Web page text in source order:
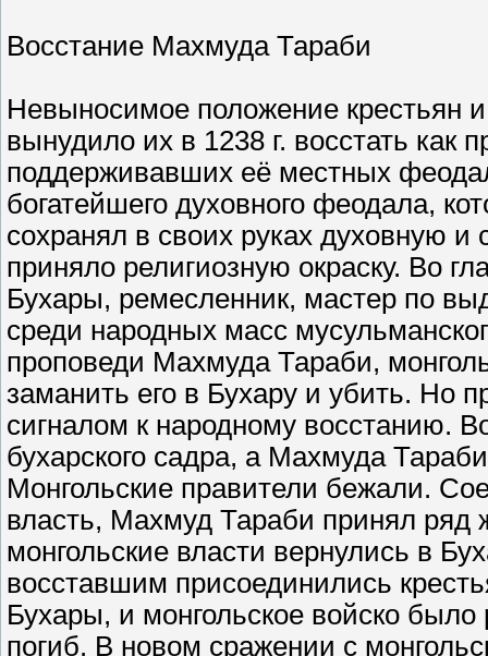
Восстание Махмуда Тараби
Невыносимое положение крестьян
вынудило их в 1238 г. восстать как
поддерживавших её местных
богатейшего духовного феодала,
сохранял в своих руках духовную и
приняло религиозную окраску. Во
Бухары, ремесленник, мастер по
среди народных масс
проповеди Махмуда Тараби,
заманить его в Бухару и убить. Но
сигналом к народному восстанию.
бухарского садра, а Махмуда
Монгольские правители бежали.
власть, Махмуд Тараби принял ряд
монгольские власти вернулись в
восставшим присоединились
Бухары, и монгольское войско
погиб. В новом сражении с